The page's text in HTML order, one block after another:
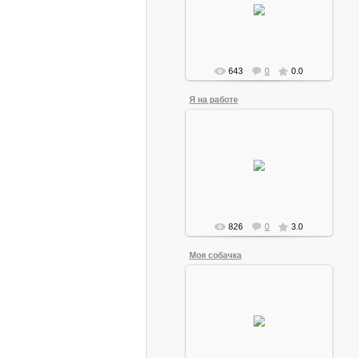
643 0 0.0
Я на работе
времени - и программатор другой,
и сигарет таких уже нет, и
826 0 3.0
Моя собачка
Моя собачка